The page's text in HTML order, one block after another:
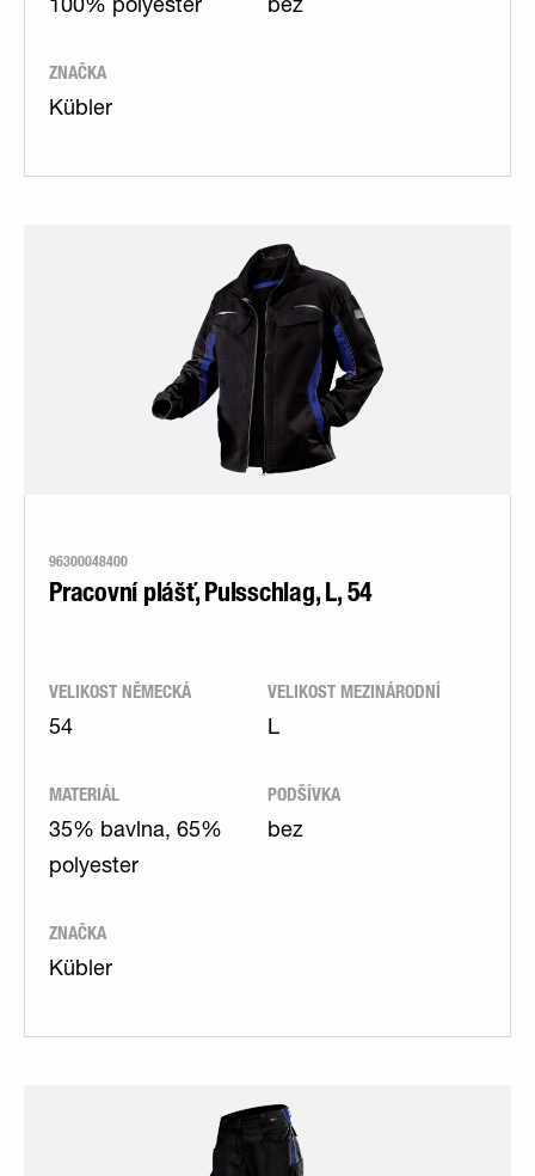
100% polyester bez
ZNAČKA
Kübler
96300048400
Pracovní plášť, Pulsschlag, L, 54
VELIKOST NĚMECKÁ
54
VELIKOST MEZINÁRODNÍ
L
MATERIÁL
35% bavlna, 65%
polyester
PODŠÍVKA
bez
ZNAČKA
Kübler